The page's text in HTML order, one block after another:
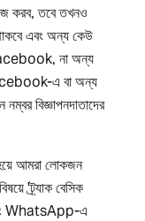
করব, তবে তখনও
এবং অন্য কেউ
না অন্য
এ বা অন্য
বিজ্ঞাপনদাতাদের
আমরা লোকজন
'ট্র্যাক বেসিক
WhatsApp-এ